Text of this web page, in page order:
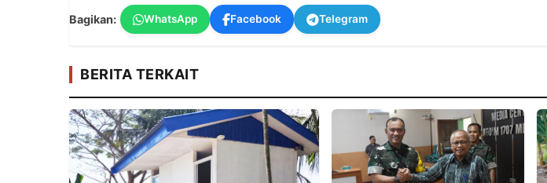
Bagikan: WhatsApp Facebook Telegram
BERITA TERKAIT